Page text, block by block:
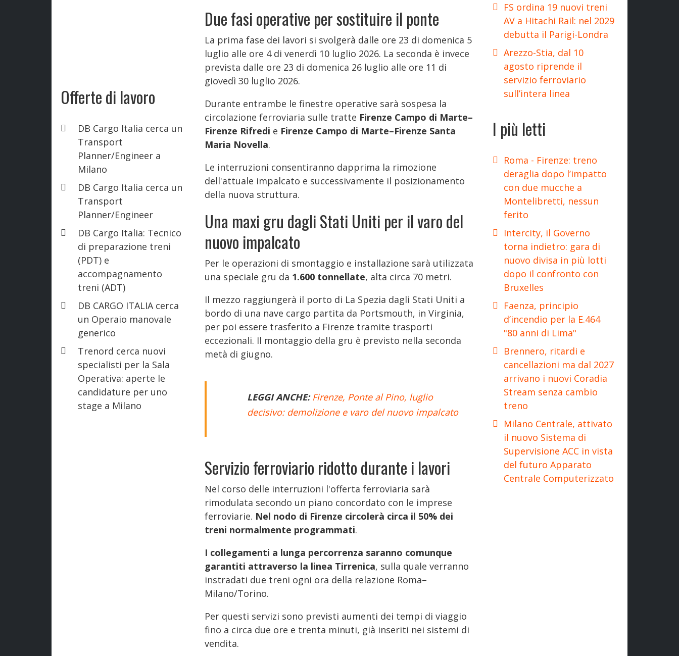
Offerte di lavoro
DB Cargo Italia cerca un
Transport
Planner/Engineer a
Milano
DB Cargo Italia cerca un
Transport
Planner/Engineer
DB Cargo Italia: Tecnico
di preparazione treni
(PDT) e
accompagnamento
treni (ADT)
DB CARGO ITALIA cerca
un Operaio manovale
generico
Trenord cerca nuovi
specialisti per la Sala
Operativa: aperte le
candidature per uno
stage a Milano
Due fasi operative per sostituire il ponte
La prima fase dei lavori si svolgerà dalle ore 23 di domenica 5
luglio alle ore 4 di venerdì 10 luglio 2026. La seconda è invece
prevista dalle ore 23 di domenica 26 luglio alle ore 11 di
giovedì 30 luglio 2026.
Durante entrambe le finestre operative sarà sospesa la
circolazione ferroviaria sulle tratte Firenze Campo di Marte–
Firenze Rifredi e Firenze Campo di Marte–Firenze Santa
Maria Novella.
Le interruzioni consentiranno dapprima la rimozione
dell'attuale impalcato e successivamente il posizionamento
della nuova struttura.
Una maxi gru dagli Stati Uniti per il varo del
nuovo impalcato
Per le operazioni di smontaggio e installazione sarà utilizzata
una speciale gru da 1.600 tonnellate, alta circa 70 metri.
Il mezzo raggiungerà il porto di La Spezia dagli Stati Uniti a
bordo di una nave cargo partita da Portsmouth, in Virginia,
per poi essere trasferito a Firenze tramite trasporti
eccezionali. Il montaggio della gru è previsto nella seconda
metà di giugno.
LEGGI ANCHE: Firenze, Ponte al Pino, luglio
decisivo: demolizione e varo del nuovo impalcato
Servizio ferroviario ridotto durante i lavori
Nel corso delle interruzioni l'offerta ferroviaria sarà
rimodulata secondo un piano concordato con le imprese
ferroviarie. Nel nodo di Firenze circolerà circa il 50% dei
treni normalmente programmati.
I collegamenti a lunga percorrenza saranno comunque
garantiti attraverso la linea Tirrenica, sulla quale verranno
instradati due treni ogni ora della relazione Roma–
Milano/Torino.
Per questi servizi sono previsti aumenti dei tempi di viaggio
fino a circa due ore e trenta minuti, già inseriti nei sistemi di
vendita.
FS ordina 19 nuovi treni
AV a Hitachi Rail: nel 2029
debutta il Parigi-Londra
Arezzo-Stia, dal 10
agosto riprende il
servizio ferroviario
sull’intera linea
I più letti
Roma - Firenze: treno
deraglia dopo l’impatto
con due mucche a
Montelibretti, nessun
ferito
Intercity, il Governo
torna indietro: gara di
nuovo divisa in più lotti
dopo il confronto con
Bruxelles
Faenza, principio
d’incendio per la E.464
"80 anni di Lima"
Brennero, ritardi e
cancellazioni ma dal 2027
arrivano i nuovi Coradia
Stream senza cambio
treno
Milano Centrale, attivato
il nuovo Sistema di
Supervisione ACC in vista
del futuro Apparato
Centrale Computerizzato